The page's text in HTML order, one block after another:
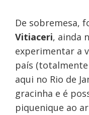
De sobremesa,
Vitiaceri, ainda
experimentar a
país
aqui no Rio de
gracinha e é
piquenique ao